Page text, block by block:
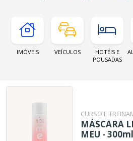
IMÓVEIS VEÍCULOS
HOTÉIS E
POUSADAS
CURSO E
MÁSCARA
MEU - 300ml